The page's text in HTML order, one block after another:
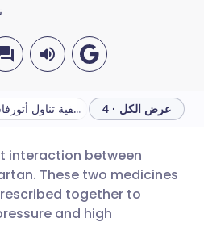
مشاركة عبر البريد
مشاركة
🇩🇪 Deutsch
كيفية تناول أتورفاستاتين ولوسارتان بأمان احتياطات هامة
عرض الكل · 4
interaction between
These two medicines
together to
and high